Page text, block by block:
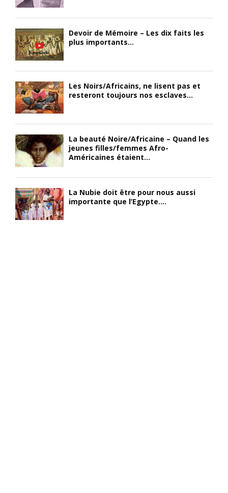
Devoir de Mémoire – Les dix faits les
plus importants...
Les Noirs/Africains, ne lisent pas et
resteront toujours nos esclaves...
La beauté Noire/Africaine – Quand les
jeunes filles/femmes Afro-
Américaines étaient...
La Nubie doit être pour nous aussi
importante que l’Egypte....